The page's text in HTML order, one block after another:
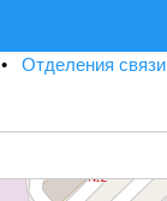
• Отделения связи